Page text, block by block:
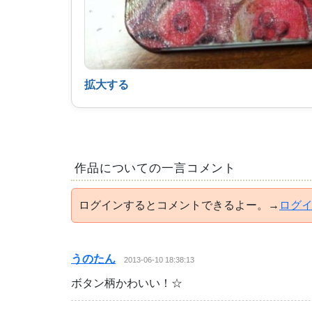
拡大する
作品についての一言コメント
ログインするとコメントできるよー。→ ログ
うのたん 2013-06-10 18:38:13
ボタン柄かわいい！☆